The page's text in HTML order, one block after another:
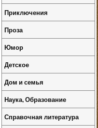
Приключения
Проза
Юмор
Детское
Дом и семья
Наука, Образование
Справочная литература